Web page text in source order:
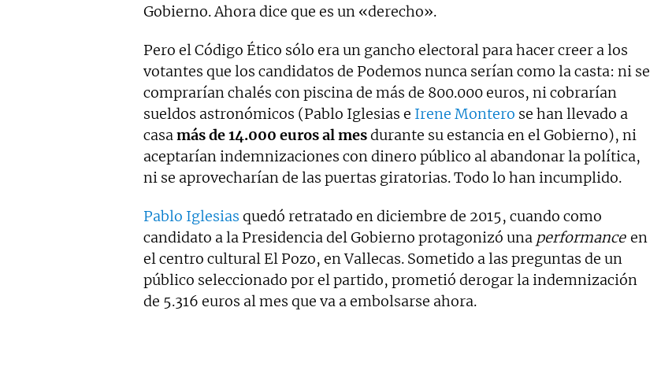
Gobierno. Ahora dice que es un «derecho».
Pero el Código Ético sólo era un gancho electoral para hacer creer a los
votantes que los candidatos de Podemos nunca serían como la casta: ni se
comprarían chalés con piscina de más de 800.000 euros, ni cobrarían
sueldos astronómicos (Pablo Iglesias e Irene Montero se han llevado a
casa más de 14.000 euros al mesdurante su estancia en el Gobierno), ni
aceptarían indemnizaciones con dinero público al abandonar la política,
ni se aprovecharían de las puertas giratorias. Todo lo han incumplido.
Pablo Iglesias quedó retratado en diciembre de 2015, cuando como
candidato a la Presidencia del Gobierno protagonizó una performance en
el centro cultural El Pozo, en Vallecas. Sometido a las preguntas de un
público seleccionado por el partido, prometió derogar la indemnización
de 5.316 euros al mes que va a embolsarse ahora.